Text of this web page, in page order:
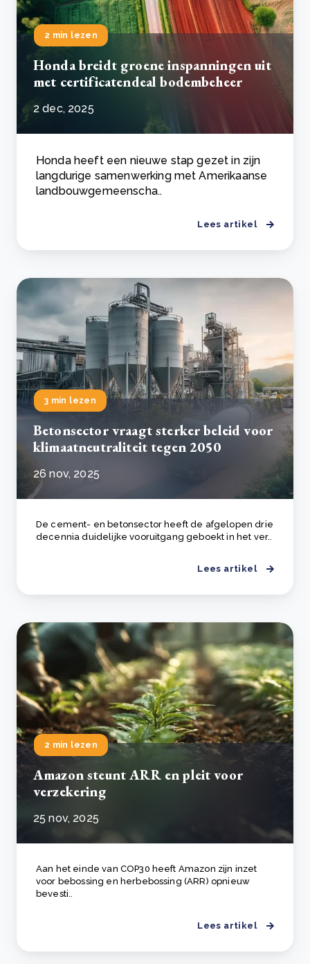
2 min lezen
Honda breidt groene inspanningen uit
met certificatendeal bodembeheer
2 dec, 2025
Honda heeft een nieuwe stap gezet in zijn
langdurige samenwerking met Amerikaanse
landbouwgemeenscha..
Lees artikel
3 min lezen
Betonsector vraagt sterker beleid voor
klimaatneutraliteit tegen 2050
26 nov, 2025
De cement- en betonsector heeft de afgelopen drie
decennia duidelijke vooruitgang geboekt in het ver..
Lees artikel
2 min lezen
Amazon steunt ARR en pleit voor
verzekering
25 nov, 2025
Aan het einde van COP30 heeft Amazon zijn inzet
voor bebossing en herbebossing (ARR) opnieuw
bevesti..
Lees artikel